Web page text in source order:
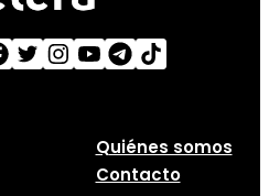
Quiénes somos
Contacto